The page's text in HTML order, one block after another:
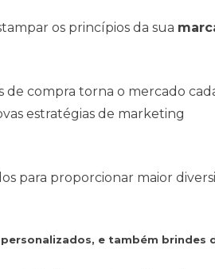
os princípios da sua
de compra torna o mercado
estratégias de marketing
para proporcionar maior
e também brindes